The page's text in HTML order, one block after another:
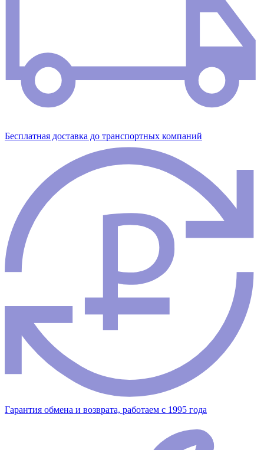
Бесплатная доставка до транспортных компаний
Гарантия обмена и возврата, работаем с 1995 года